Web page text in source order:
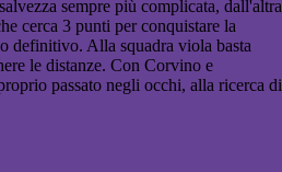
sempre più complicata, dall'altra
cerca 3 punti per conquistare la
definitivo. Alla squadra viola basta
le distanze. Con Corvino e
passato negli occhi, alla ricerca di